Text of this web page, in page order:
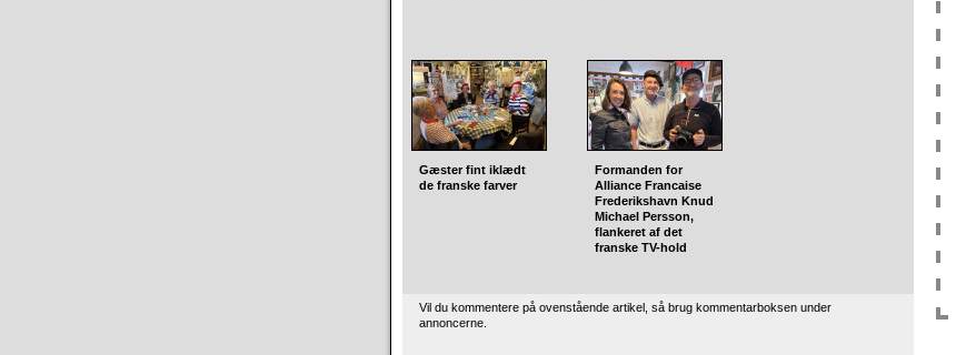
Gæster fint iklædt
de franske farver
Formanden for
Alliance Francaise
Frederikshavn Knud
Michael Persson,
flankeret af det
franske TV-hold
Vil du kommentere på ovenstående artikel, så brug kommentarboksen under
annoncerne.